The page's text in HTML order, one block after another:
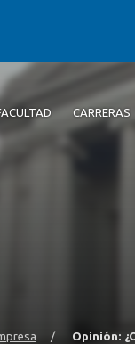
CARRERAS
/ Opinión: